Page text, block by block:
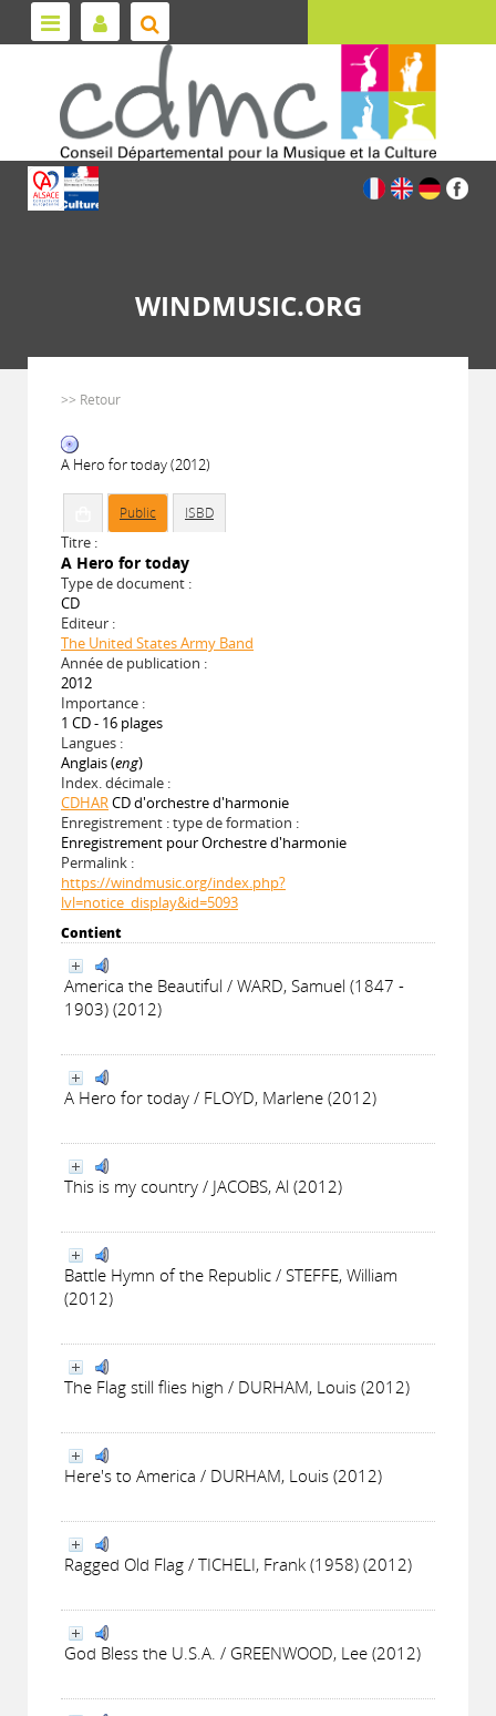
WINDMUSIC.ORG
>> Retour
A Hero for today (2012)
Public ISBD
Titre :
A Hero for today
Type de document :
CD
Editeur :
The United States Army Band
Année de publication :
2012
Importance :
1 CD - 16 plages
Langues :
Anglais (eng)
Index. décimale :
CDHARCD d'orchestre d'harmonie
Enregistrement : type de formation :
Enregistrement pour Orchestre d'harmonie
Permalink :
https://windmusic.org/index.php?
lvl=notice_display&id=5093
Contient
America the Beautiful / WARD, Samuel (1847 -
1903) (2012)
A Hero for today / FLOYD, Marlene (2012)
This is my country / JACOBS, Al (2012)
Battle Hymn of the Republic / STEFFE, William
(2012)
The Flag still flies high / DURHAM, Louis (2012)
Here's to America / DURHAM, Louis (2012)
Ragged Old Flag / TICHELI, Frank (1958) (2012)
God Bless the U.S.A. / GREENWOOD, Lee (2012)